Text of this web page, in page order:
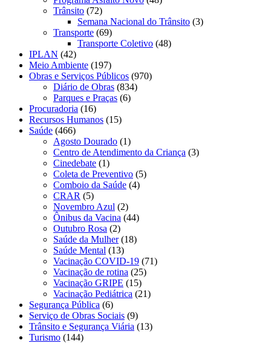
Trânsito (72)
Semana Nacional do Trânsito (3)
Transporte (69)
Transporte Coletivo (48)
IPLAN (42)
Meio Ambiente (197)
Obras e Serviços Públicos (970)
Diário de Obras (834)
Parques e Praças (6)
Procuradoria (16)
Recursos Humanos (15)
Saúde (466)
Agosto Dourado (1)
Centro de Atendimento da Criança (3)
Cinedebate (1)
Coleta de Preventivo (5)
Comboio da Saúde (4)
CRAR (5)
Novembro Azul (2)
Ônibus da Vacina (44)
Outubro Rosa (2)
Saúde da Mulher(18)
Saúde Mental (13)
Vacinação COVID-19 (71)
Vacinação de rotina (25)
Vacinação GRIPE (15)
Vacinação Pediátrica (21)
Segurança Pública (6)
Serviço de Obras Sociais (9)
Trânsito e Segurança Viária (13)
Turismo (144)